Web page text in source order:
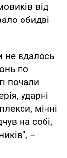
від
обидві
не вдалось
по
почали
ударні
мінні
на собі,
–